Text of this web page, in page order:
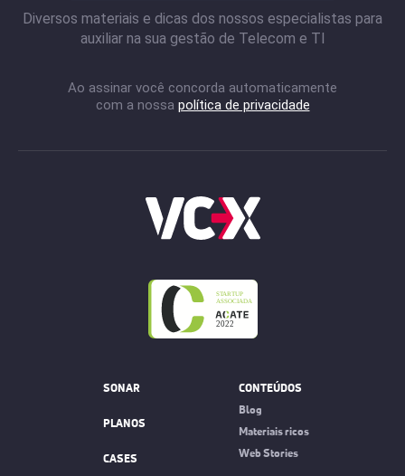
Diversos materiais e dicas dos nossos especialistas para
auxiliar na sua gestão de Telecom e TI
Ao assinar você concorda automaticamente
com a nossa política de privacidade
SONAR
PLANOS
CASES
CONTEÚDOS
Blog
Materiais ricos
Web Stories